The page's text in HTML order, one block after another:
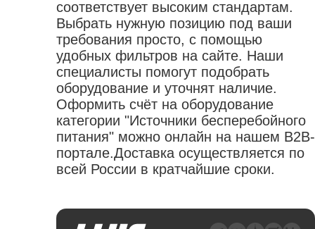
соответствует высоким стандартам.
Выбрать нужную позицию под ваши
требования просто, с помощью
удобных фильтров на сайте. Наши
специалисты помогут подобрать
оборудование и уточнят наличие.
Оформить счёт на оборудование
категории "Источники бесперебойного
питания" можно онлайн на нашем B2B-
портале.Доставка осуществляется по
всей России в кратчайшие сроки.